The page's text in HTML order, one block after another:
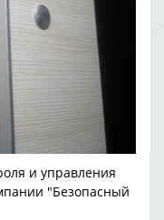
и управления
"Безопасный